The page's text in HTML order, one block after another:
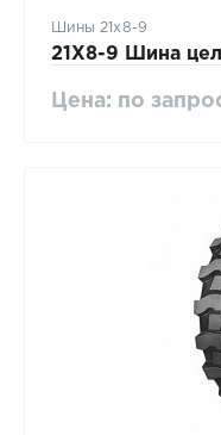
Шины 21х8-9
21X8-9 Шина
Цена: по